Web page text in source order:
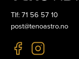
Tlf: 71 56 57 10
post@tenoastro.no